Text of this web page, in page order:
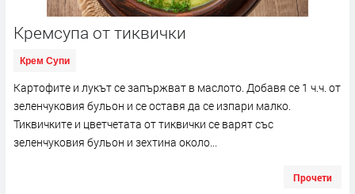
Кремсупа от тиквички
Крем Супи
Картофите и лукът се запържват в маслото. Добавя се 1 ч.ч. от
зеленчуковия бульон и се оставя да се изпари малко.
Тиквичките и цветчетата от тиквички се варят със
зеленчуковия бульон и зехтина около...
Прочети